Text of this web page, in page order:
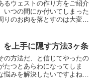
るウェストの作り方をご紹介
いつの間にか付いてしまった
りのお肉を落とすのは大変で
り方を見つけてみて下さい
を上手に隠す方法3ヶ条
の方法だ、と信じてやったの
たつとあらわになってしま
悩みを解決したいですよね。